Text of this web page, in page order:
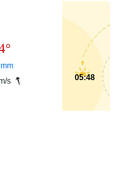
mm
s 05:48